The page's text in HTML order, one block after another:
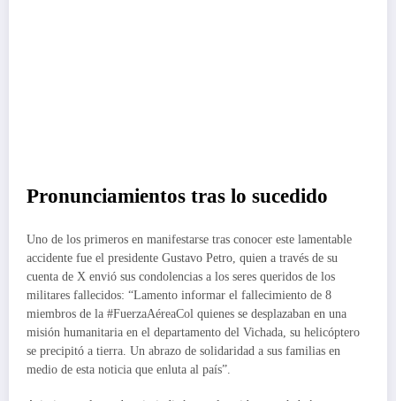
Pronunciamientos tras lo sucedido
Uno de los primeros en manifestarse tras conocer este lamentable
accidente fue el presidente Gustavo Petro, quien a través de su
cuenta de X envió sus condolencias a los seres queridos de los
militares fallecidos: “Lamento informar el fallecimiento de 8
miembros de la #FuerzaAéreaCol quienes se desplazaban en una
misión humanitaria en el departamento del Vichada, su helicóptero
se precipitó a tierra. Un abrazo de solidaridad a sus familias en
medio de esta noticia que enluta al país”.